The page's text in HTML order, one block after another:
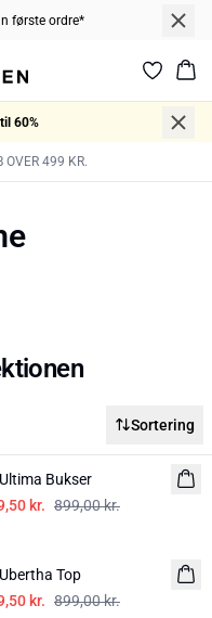
første ordre*
60%
OVER 499 KR.
Sortering
Bukser
kr. 899,00 kr.
Top
kr. 899,00 kr.